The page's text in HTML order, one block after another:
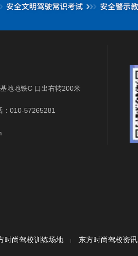
地地铁C 口出右转200米
：010-57265281
时尚驾校训练场地 东方时尚驾校资讯